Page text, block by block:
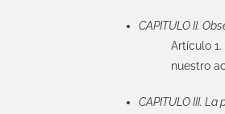
CAPITULO II.
Artículo
nuestro
CAPITULO III.